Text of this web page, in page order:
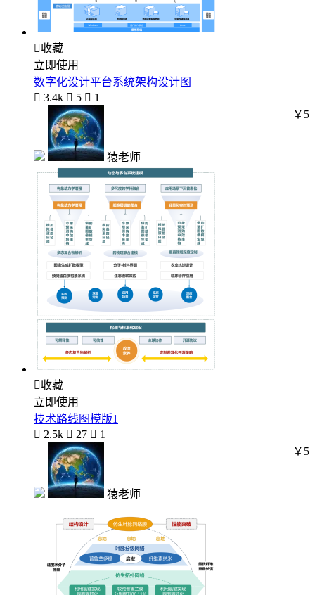
收藏
立即使用
数字化设计平台系统架构设计图
 3.4k  5  1
猿老师
￥5
收藏
立即使用
技术路线图模版1
 2.5k  27  1
猿老师
￥5